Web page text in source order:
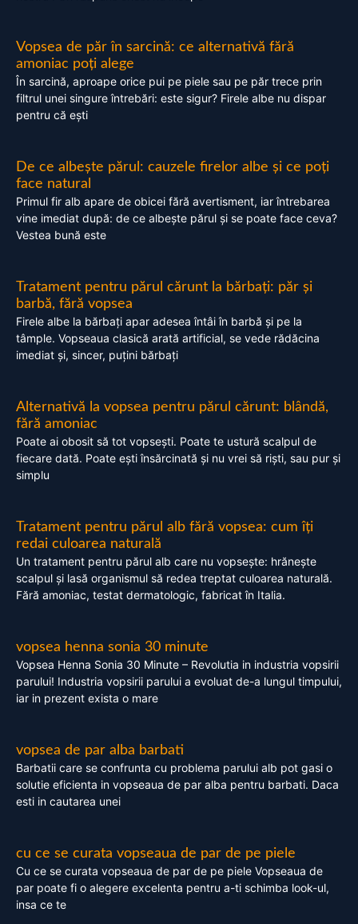
Vopsea de păr în sarcină: ce alternativă fără
amoniac poți alege
În sarcină, aproape orice pui pe piele sau pe păr trece prin
filtrul unei singure întrebări: este sigur? Firele albe nu dispar
pentru că ești
De ce albește părul: cauzele firelor albe și ce poți
face natural
Primul fir alb apare de obicei fără avertisment, iar întrebarea
vine imediat după: de ce albește părul și se poate face ceva?
Vestea bună este
Tratament pentru părul cărunt la bărbați: păr și
barbă, fără vopsea
Firele albe la bărbați apar adesea întâi în barbă și pe la
tâmple. Vopseaua clasică arată artificial, se vede rădăcina
imediat și, sincer, puțini bărbați
Alternativă la vopsea pentru părul cărunt: blândă,
fără amoniac
Poate ai obosit să tot vopsești. Poate te ustură scalpul de
fiecare dată. Poate ești însărcinată și nu vrei să riști, sau pur și
simplu
Tratament pentru părul alb fără vopsea: cum îți
redai culoarea naturală
Un tratament pentru părul alb care nu vopsește: hrănește
scalpul și lasă organismul să redea treptat culoarea naturală.
Fără amoniac, testat dermatologic, fabricat în Italia.
vopsea henna sonia 30 minute
Vopsea Henna Sonia 30 Minute – Revolutia in industria vopsirii
parului! Industria vopsirii parului a evoluat de-a lungul timpului,
iar in prezent exista o mare
vopsea de par alba barbati
Barbatii care se confrunta cu problema parului alb pot gasi o
solutie eficienta in vopseaua de par alba pentru barbati. Daca
esti in cautarea unei
cu ce se curata vopseaua de par de pe piele
Cu ce se curata vopseaua de par de pe piele Vopseaua de
par poate fi o alegere excelenta pentru a-ti schimba look-ul,
insa ce te